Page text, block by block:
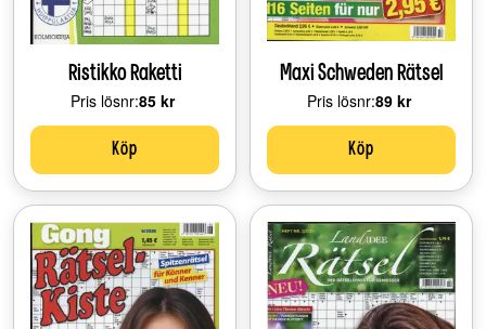
Ristikko Raketti
Pris lösnr:Price:
85 kr
Köp
Maxi Schweden Rätsel
Pris lösnr:Price:
89 kr
Köp